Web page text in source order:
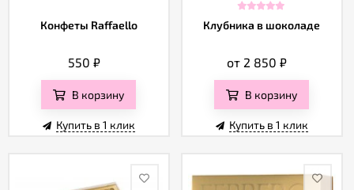
Конфеты Raffaello
550 ₽
В корзину
Купить в 1 клик
Клубника в шоколаде
от 2 850₽
В корзину
Купить в 1 клик